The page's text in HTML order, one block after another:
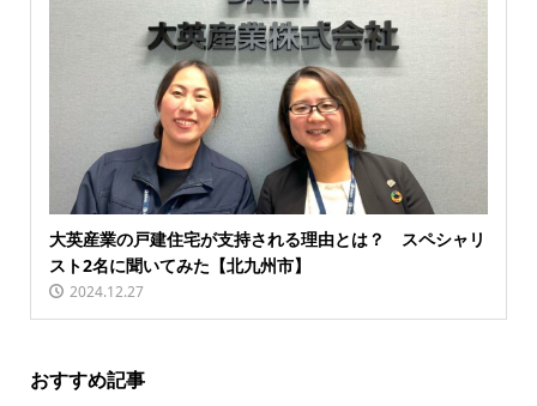
大英産業の戸建住宅が支持される理由とは？ スペシャリ
スト2名に聞いてみた【北九州市】
2024.12.27
おすすめ記事